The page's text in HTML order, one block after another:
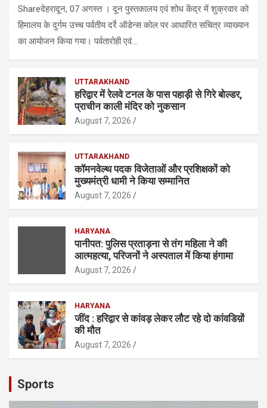
Shareदेहरादून, 07 अगस्त । दून पुस्तकालय एवं शोध केंद्र में शुक्रवार को
हिमालय के दुर्गम उच्च पर्वतीय दर्रे ऑडेन्स कोल पर आधारित सचित्र व्याख्यान
का आयोजन किया गया। पर्वतारोही एवं…
UTTARAKHAND
हरिद्वार में रेलवे टनल के पास पहाड़ी से गिरे बोल्डर,
प्राचीन काली मंदिर को नुकसान
August 7, 2026
UTTARAKHAND
कॉमनवेल्थ पदक विजेताओं और प्रशिक्षकों को
मुख्यमंत्री धामी ने किया सम्मानित
August 7, 2026
HARYANA
पानीपत: पुलिस प्रताड़ना से तंग महिला ने की
आत्महत्या, परिजनों ने अस्पताल में किया हंगामा
August 7, 2026
HARYANA
जींद : हरिद्वार से कांवड़ लेकर लौट रहे दो कांवडिय़ों
की मौत
August 7, 2026
Sports